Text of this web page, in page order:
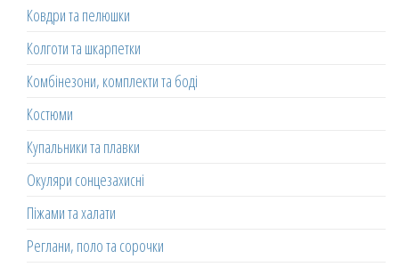
Ковдри та пелюшки
Колготи та шкарпетки
Комбінезони, комплекти та боді
Костюми
Купальники та плавки
Окуляри сонцезахисні
Піжами та халати
Реглани, поло та сорочки